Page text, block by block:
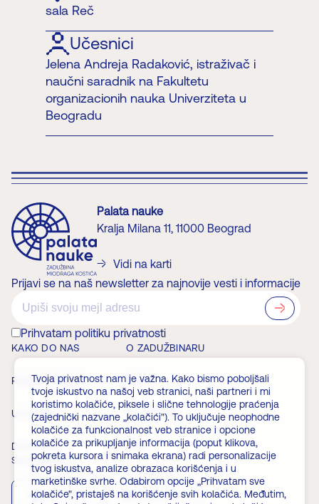
sala Reč
Učesnici
Jelena Andreja Radaković, istraživač i
naučni saradnik na Fakultetu
organizacionih nauka Univerziteta u
Beogradu
Palata nauke
Kralja Milana 11, 11000 Beograd
Vidi na karti
Prijavi se na naš newsletter za najnovije vesti i informacije
Prihvatam politiku privatnosti
KAKO DO NAS O ZADUŽBINARU
RADNO VREME VESTI
ULAZNICE ČLANSTVO
DOGAĐAJI FAQ
Skini aplikaciju
App Store Play Store
Tvoja privatnost nam je važna. Kako bismo poboljšali
tvoje iskustvo na našoj veb stranici, naši partneri i mi
koristimo kolačiće, piksele i slične tehnologije praćenja
(zajednički nazvane „kolačići"). To uključuje neophodne
kolačiće za funkcionalnost veb stranice i opcione
kolačiće za prikupljanje informacija (poput klikova,
pokreta kursora i snimaka ekrana) radi personalizacije
tvog iskustva, analize obrazaca korišćenja i u
marketinške svrhe. Odabirom opcije „Prihvatam sve
kolačiće", pristaješ na korišćenje svih kolačića. Međutim,